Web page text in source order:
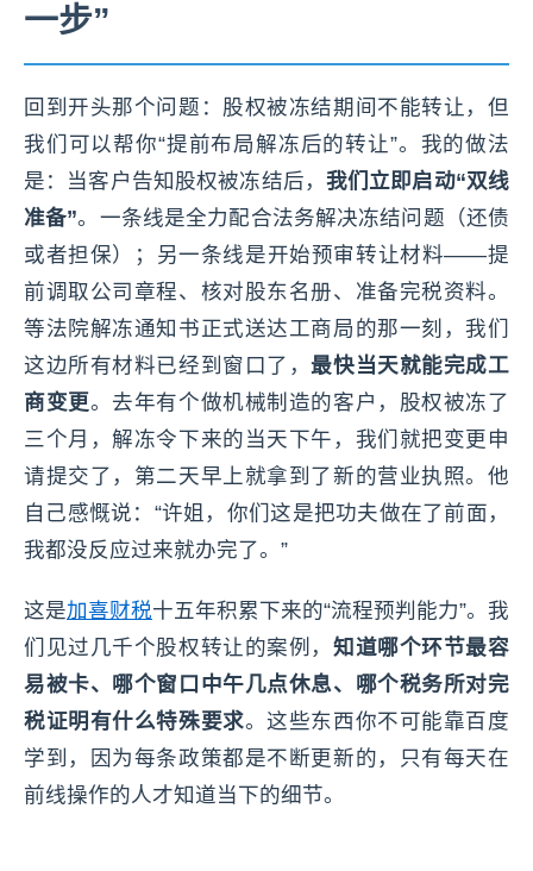
一步”
回到开头那个问题：股权被冻结期间不能转让，但
我们可以帮你“提前布局解冻后的转让”。我的做法
是：当客户告知股权被冻结后， 我们立即启动“双线
准备”。一条线是全力配合法务解决冻结问题（还债
或者担保）；另一条线是开始预审转让材料——提
前调取公司章程、核对股东名册、准备完税资料。
等法院解冻通知书正式送达工商局的那一刻，我们
这边所有材料已经到窗口了，最快当天就能完成工
商变更。去年有个做机械制造的客户，股权被冻了
三个月，解冻令下来的当天下午，我们就把变更申
请提交了，第二天早上就拿到了新的营业执照。他
自己感慨说：“许姐，你们这是把功夫做在了前面，
我都没反应过来就办完了。”
这是加喜财税十五年积累下来的“流程预判能力”。我
们见过几千个股权转让的案例， 知道哪个环节最容
易被卡、哪个窗口中午几点休息、哪个税务所对完
税证明有什么特殊要求。这些东西你不可能靠百度
学到，因为每条政策都是不断更新的，只有每天在
前线操作的人才知道当下的细节。